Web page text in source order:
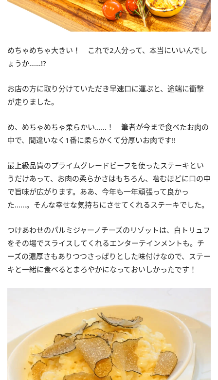
めちゃめちゃ大きい！ これで2人分って、本当にいいんでし
ょうか……!?
お店の方に取り分けていただき早速口に運ぶと、途端に衝撃
が走りました。
め、めちゃめちゃ柔らかい……！ 筆者が今まで食べたお肉の
中で、間違いなく1番に柔らかくて分厚いお肉です!!
最上級品質のプライムグレードビーフを使ったステーキとい
うだけあって、お肉の柔らかさはもちろん、噛むほどに口の中
で旨味が広がります。ああ、今年も一年頑張って良かっ
た……。そんな幸せな気持ちにさせてくれるステーキでした。
つけあわせのパルミジャーノチーズのリゾットは、白トリュフ
をその場でスライスしてくれるエンターテインメントも。チ
ーズの濃厚さもありつつさっぱりとした味付けなので、ステー
キと一緒に食べるとまろやかになっておいしかったです！